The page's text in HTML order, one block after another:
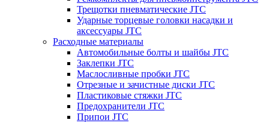
Трещотки пневматические JTC
Ударные торцевые головки насадки и
аксессуары JTC
Расходные материалы
Автомобильные болты и шайбы JTC
Заклепки JTC
Маслосливные пробки JTC
Отрезные и зачистные диски JTC
Пластиковые стяжки JTC
Предохранители JTC
Припои JTC